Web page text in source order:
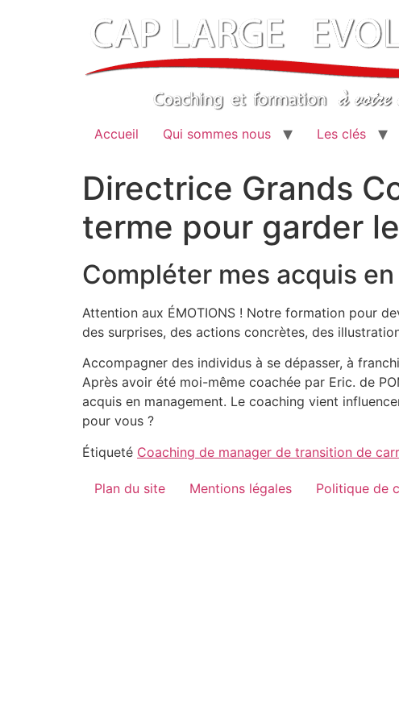
Accueil Qui sommes nous Les clés
Directrice Grands
terme pour garder
Compléter mes acquis
Attention aux ÉMOTIONS ! Notre formation pour
des surprises, des actions concrètes, des
Accompagner des individus à se dépasser, à
Après avoir été moi-même coachée par Eric. de
acquis en management. Le coaching vient
pour vous ?
Étiqueté Coaching de manager de transition de
Plan du site Mentions légales Politique de